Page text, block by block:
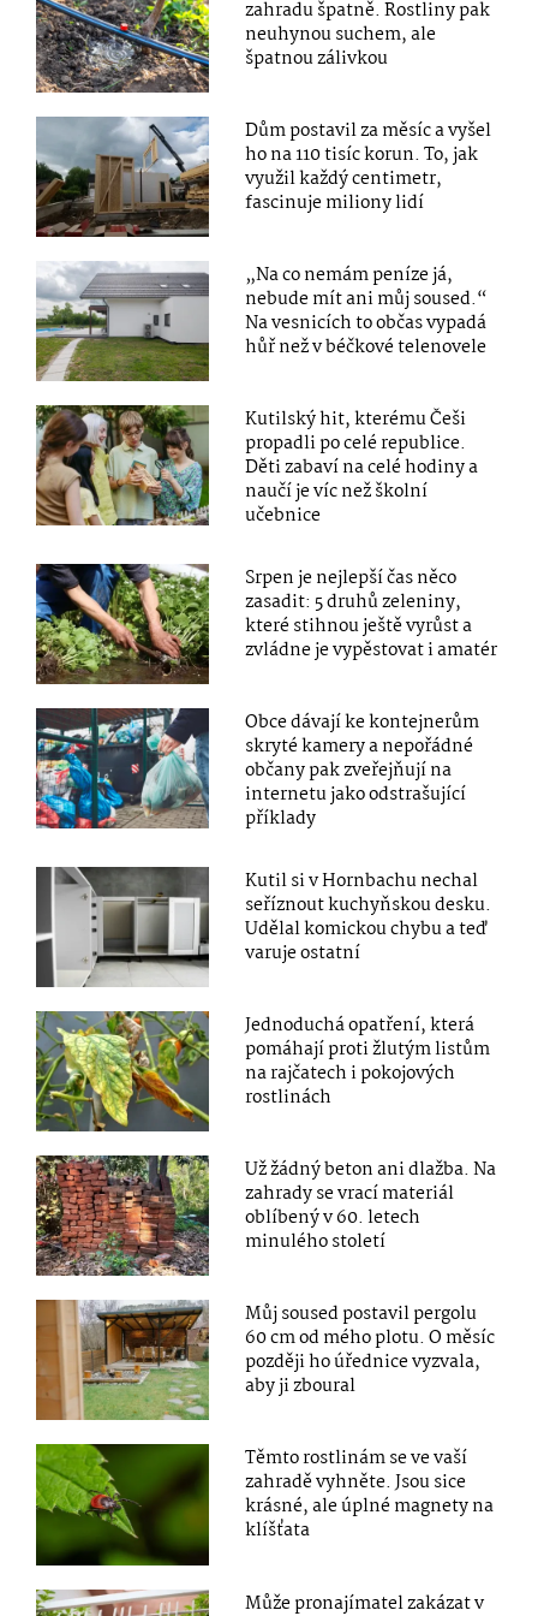
zahradu špatně. Rostliny pak
neuhynou suchem, ale
špatnou zálivkou
Dům postavil za měsíc a vyšel
ho na 110 tisíc korun. To, jak
využil každý centimetr,
fascinuje miliony lidí
„Na co nemám peníze já,
nebude mít ani můj soused.“
Na vesnicích to občas vypadá
hůř než v béčkové telenovele
Kutilský hit, kterému Češi
propadli po celé republice.
Děti zabaví na celé hodiny a
naučí je víc než školní
učebnice
Srpen je nejlepší čas něco
zasadit: 5 druhů zeleniny,
které stihnou ještě vyrůst a
zvládne je vypěstovat i amatér
Obce dávají ke kontejnerům
skryté kamery a nepořádné
občany pak zveřejňují na
internetu jako odstrašující
příklady
Kutil si v Hornbachu nechal
seříznout kuchyňskou desku.
Udělal komickou chybu a teď
varuje ostatní
Jednoduchá opatření, která
pomáhají proti žlutým listům
na rajčatech i pokojových
rostlinách
Už žádný beton ani dlažba. Na
zahrady se vrací materiál
oblíbený v 60. letech
minulého století
Můj soused postavil pergolu
60 cm od mého plotu. O měsíc
později ho úřednice vyzvala,
aby ji zboural
Těmto rostlinám se ve vaší
zahradě vyhněte. Jsou sice
krásné, ale úplné magnety na
klíšťata
Může pronajímatel zakázat v